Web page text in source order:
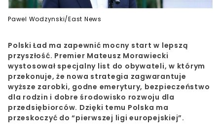
Pawel Wodzynski/East News
Polski Ład ma zapewnić mocny start w lepszą
przyszłość. Premier Mateusz Morawiecki
wystosował specjalny list do obywateli, w którym
przekonuje, że nowa strategia zagwarantuje
wyższe zarobki, godne emerytury, bezpieczeństwo
dla rodzin i dobre środowisko rozwoju dla
przedsiębiorców. Dzięki temu Polska ma
przeskoczyć do “pierwszej ligi europejskiej”.